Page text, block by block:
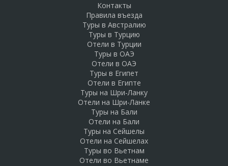
Контакты
Правила въезда
Туры в Австралию
Туры в Турцию
Отели в Турции
Туры в ОАЭ
Отели в ОАЭ
Туры в Египет
Отели в Египте
Туры на Шри-Ланку
Отели на Шри-Ланке
Туры на Бали
Отели на Бали
Туры на Сейшелы
Отели на Сейшелах
Туры во Вьетнам
Отели во Вьетнаме